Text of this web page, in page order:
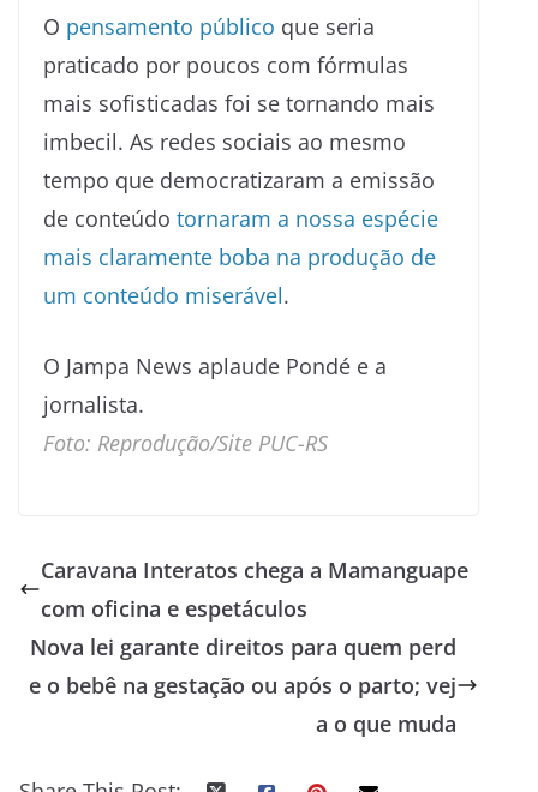
O pensamento público que seria
praticado por poucos com fórmulas
mais sofisticadas foi se tornando mais
imbecil. As redes sociais ao mesmo
tempo que democratizaram a emissão
de conteúdo tornaram a nossa espécie
mais claramente boba na produção de
um conteúdo miserável.
O Jampa News aplaude Pondé e a
jornalista.
Foto: Reprodução/Site PUC-RS
Caravana Interatos chega a Mamanguape
com oficina e espetáculos
Nova lei garante direitos para quem perd
e o bebê na gestação ou após o parto; vej
a o que muda